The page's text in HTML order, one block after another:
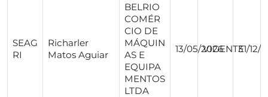
SEAG
RI
Richarler
Matos Aguiar
BELRIO
COMÉR
CIO DE
MÁQUIN
AS E
EQUIPA
MENTOS
LTDA
13/05/2026VIGENTE31/12/